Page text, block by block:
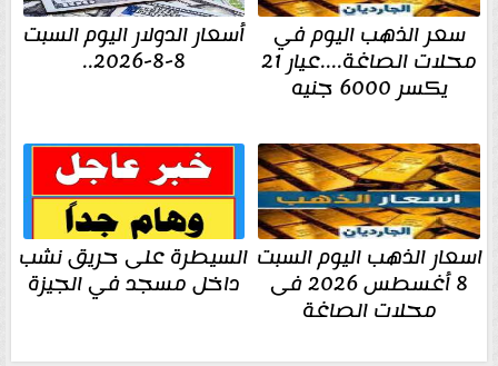
سعر الذهب اليوم في
محلات الصاغة....عيار 21
يكسر 6000 جنيه
أسعار الدولار اليوم السبت
8-8-2026..
اسعار الذهب اليوم السبت
8 أغسطس 2026 فى
محلات الصاغة
السيطرة على حريق نشب
داخل مسجد في الجيزة